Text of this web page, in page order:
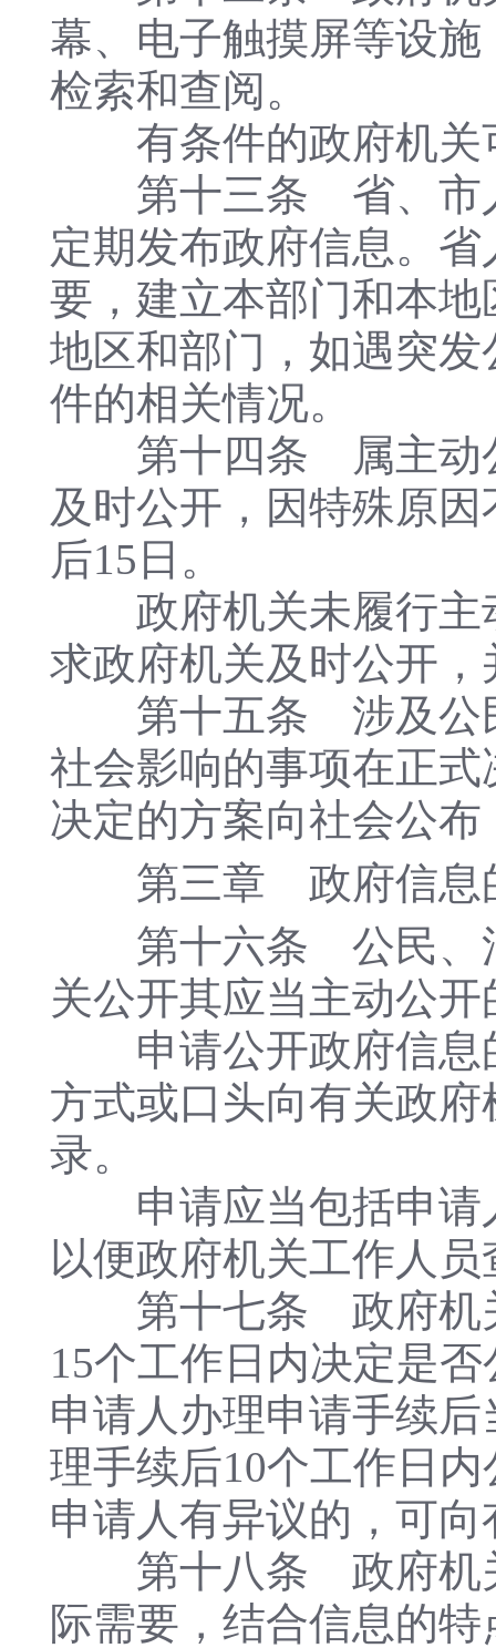
幕、电子触摸屏等设
检索和查阅。
有条件的政府机关
第十三条 省、市人
定期发布政府信息。
要，建立本部门和本
地区和部门，如遇突
件的相关情况。
第十四条 属主动公
及时公开，因特殊原
后15日。
政府机关未履行主
求政府机关及时公开
第十五条 涉及公民
社会影响的事项在正
决定的方案向社会公
第三章 政府信息
第十六条 公民、法
关公开其应当主动公
申请公开政府信息
方式或口头向有关政
录。
申请应当包括申请
以便政府机关工作人
第十七条 政府机关
15个工作日内决定是
申请人办理申请手续
理手续后10个工作日
申请人有异议的，可
第十八条 政府机关
际需要，结合信息的